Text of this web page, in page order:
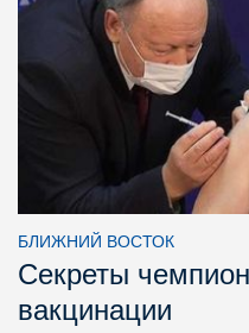
БЛИЖНИЙ ВОСТОК
Секреты
вакцинации